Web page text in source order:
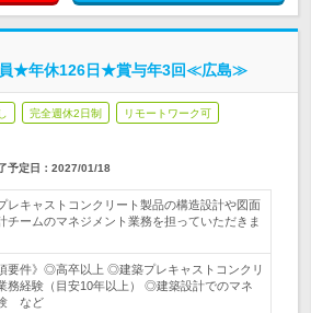
員★年休126日★賞与年3回≪広島≫
完全週休2日制 リモートワーク可
予定日： 2027/01/18
レキャストコンクリート製品の構造設計や図面
チームのマネジメント業務を担っていただきま
要件》◎高卒以上 ◎建築プレキャストコンクリ
務経験（目安10年以上） ◎建築設計でのマネ
など